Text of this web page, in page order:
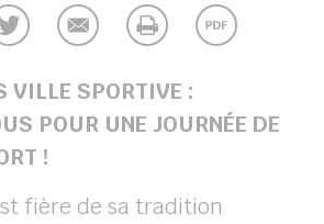
VILLE SPORTIVE :
POUR UNE JOURNÉE DE
!
fière de sa tradition